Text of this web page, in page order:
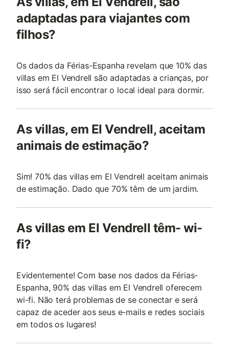
adaptadas para viajantes com
filhos?
Os dados da Férias-Espanha revelam que 10% das
villas em El Vendrell são adaptadas a crianças, por
isso será fácil encontrar o local ideal para dormir.
As villas, em El Vendrell, aceitam
animais de estimação?
Sim! 70% das villas em El Vendrell aceitam animais
de estimação. Dado que 70% têm de um jardim.
As villas em El Vendrell têm- wi-
fi?
Evidentemente! Com base nos dados da Férias-
Espanha, 90% das villas em El Vendrell oferecem
wi-fi. Não terá problemas de se conectar e será
capaz de aceder aos seus e-mails e redes sociais
em todos os lugares!